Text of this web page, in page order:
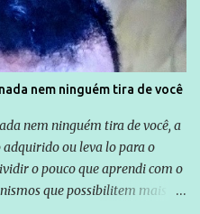
Cristiano Zanin Martins
nem ninguém tira de você
nem ninguém tira de você, a
ou leva lo para o
o pouco que aprendi com o
que possibilitem mais e